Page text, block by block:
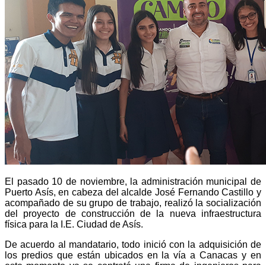
El pasado 10 de noviembre, la administración municipal de
Puerto Asís, en cabeza del alcalde José Fernando Castillo y
acompañado de su grupo de trabajo, realizó la socialización
del proyecto de construcción de la nueva infraestructura
física para la I.E. Ciudad de Asís.
De acuerdo al mandatario, todo inició con la adquisición de
los predios que están ubicados en la vía a Canacas y en